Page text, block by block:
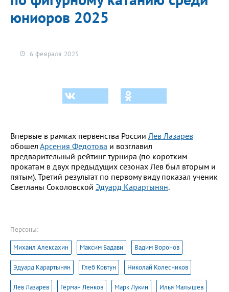
юниоров 2025
6 февраля 2025
Впервые в рамках первенства России Лев Лазарев
обошел Арсения Федотова и возглавил
предварительный рейтинг турнира (по коротким
прокатам в двух предыдущих сезонах Лев был вторым и
пятым). Третий результат по первому виду показал ученик
Светланы Соколовской Эдуард Карартынян.
Персоны:
Михаил Алексахин Максим Бадави Вадим Воронов
Эдуард Карартынян Глеб Ковтун Николай Колесников
Лев Лазарев Герман Ленков Марк Лукин Илья Малышев